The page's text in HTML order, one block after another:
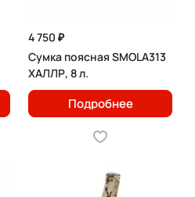
4 750 ₽
Сумка поясная SMOLA313
ХАЛЛР, 8 л.
Подробнее